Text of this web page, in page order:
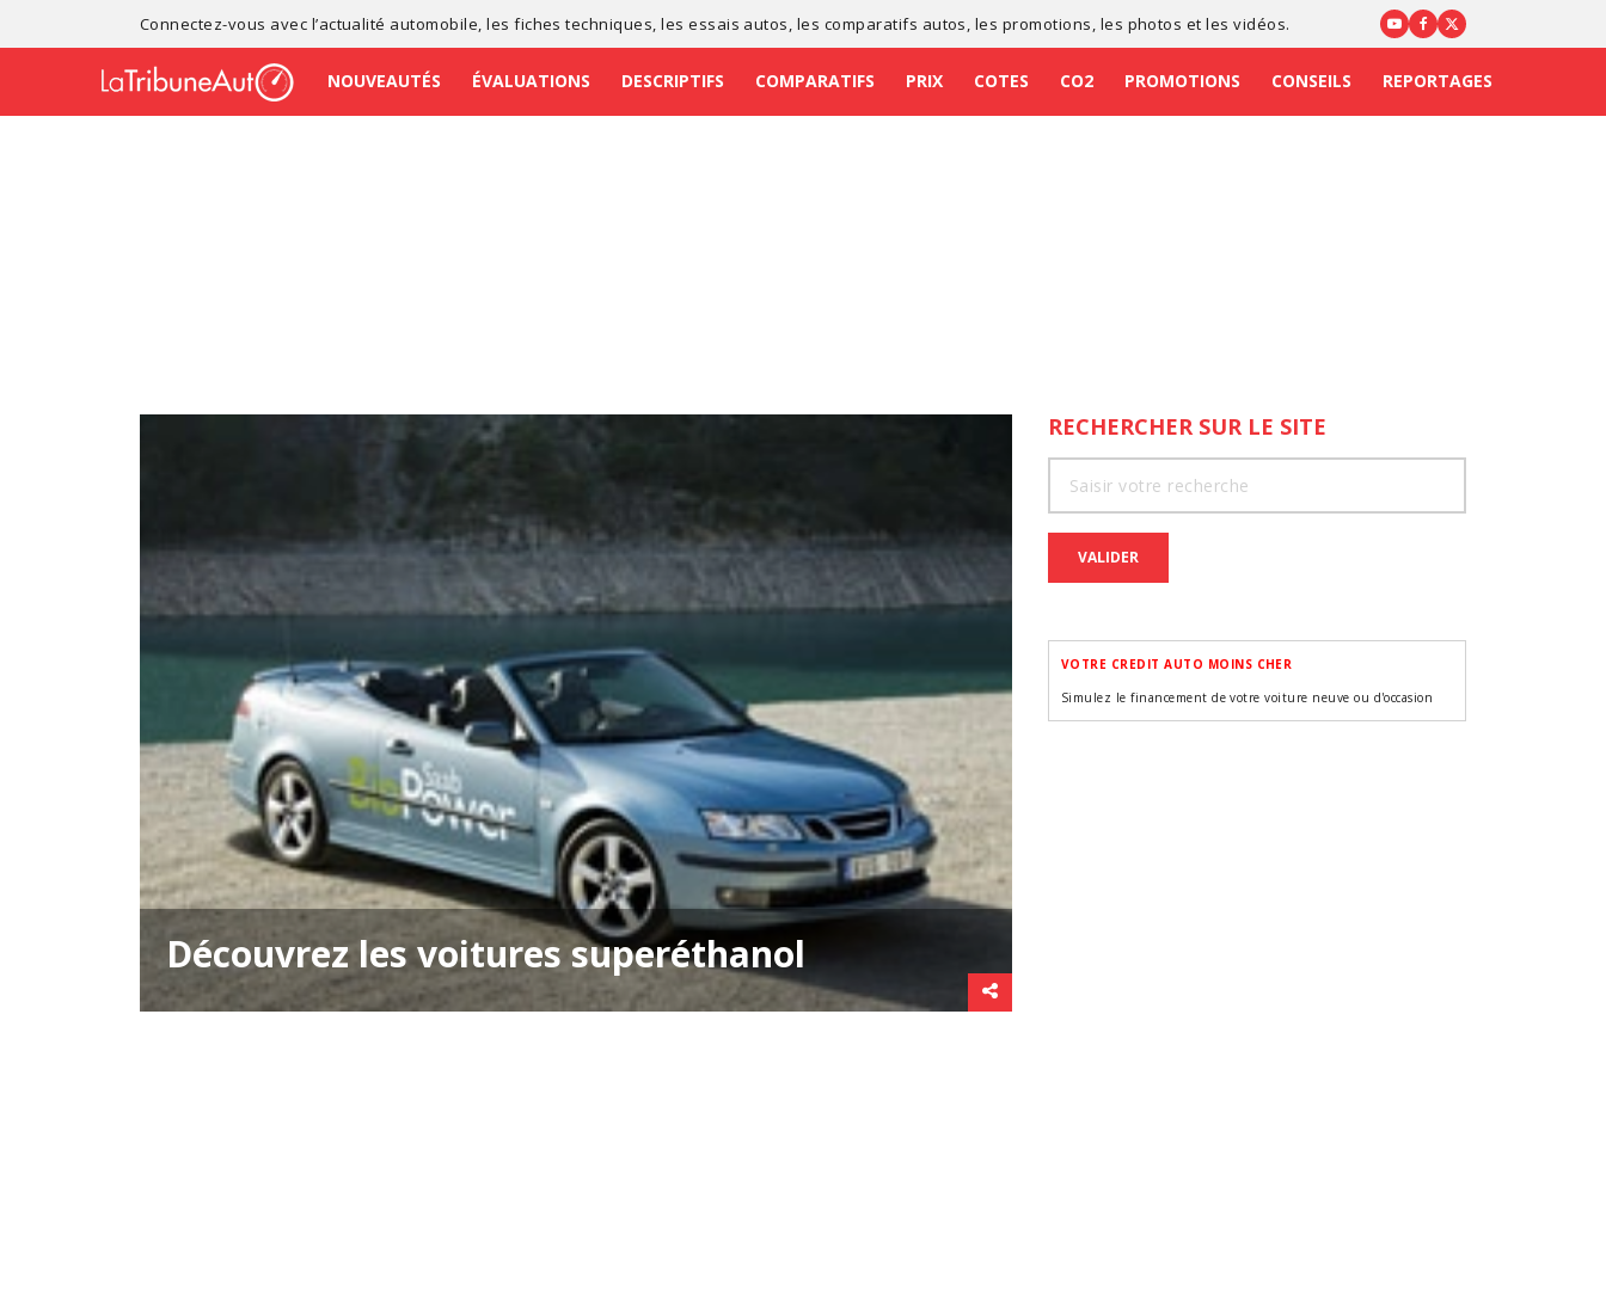
Connectez-vous avec l’actualité automobile , lesfiches techniques , lesessais autos , les comparatifs autos , les promotions , les photos et les vidéos.
NOUVEAUTÉS ÉVALUATIONS DESCRIPTIFS COMPARATIFS PRIX COTES CO2 PROMOTIONS CONSEILS REPORTAGES
Découvrez les voitures superéthanol
RECHERCHER SUR LE SITE
VALIDER
VOTRE CREDIT AUTO MOINS CHER
Simulez le financement de votre voiture neuve ou d'occasion